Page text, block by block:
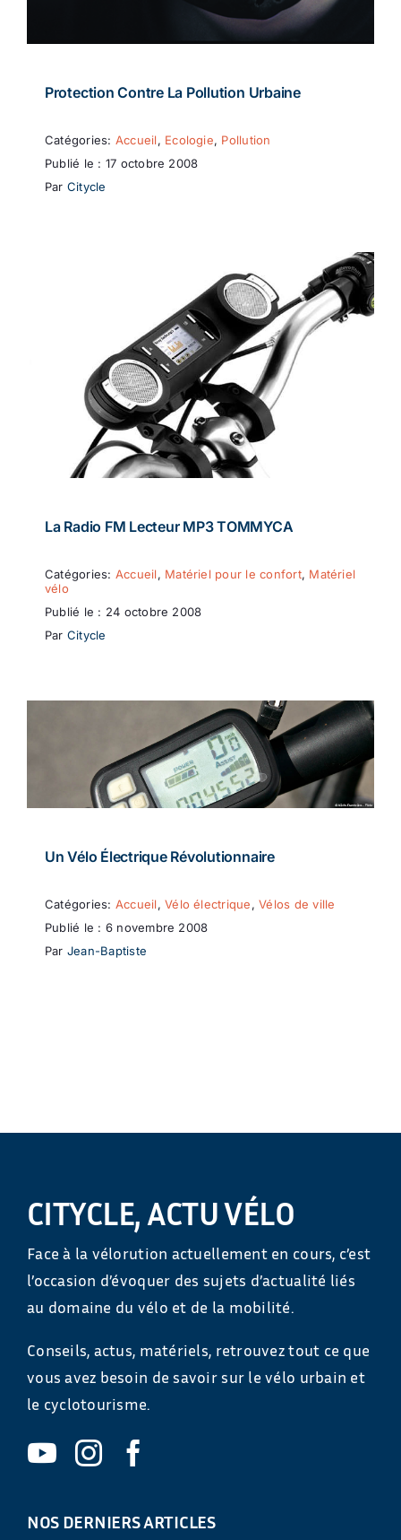
Protection Contre La Pollution Urbaine
Catégories: Accueil, Ecologie, Pollution
Publié le : 17 octobre 2008
Par Citycle
La Radio FM Lecteur MP3 TOMMYCA
Catégories: Accueil, Matériel pour le confort, Matériel
vélo
Publié le : 24 octobre 2008
Par Citycle
Un Vélo Électrique Révolutionnaire
Catégories: Accueil,Vélo électrique,Vélos de ville
Publié le : 6 novembre 2008
Par Jean-Baptiste
CITYCLE, ACTU VÉLO
Face à la vélorution actuellement en cours, c’est
l’occasion d’évoquer des sujets d’actualité liés
au domaine du vélo et de la mobilité.
Conseils, actus, matériels, retrouvez tout ce que
vous avez besoin de savoir sur le vélo urbain et
le cyclotourisme.
NOS DERNIERS ARTICLES